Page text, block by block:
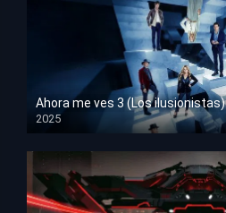
Ahora me ves 3 (Los ilusionistas)
2025
HD 1080p